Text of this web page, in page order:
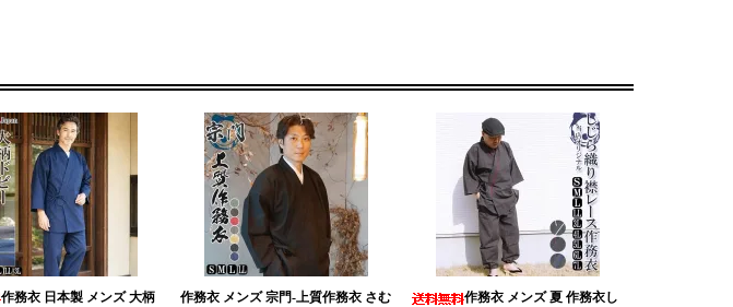
作務衣 日本製 メンズ 大柄
作務衣 メンズ 宗門-上質作務衣 さむ
作務衣 メンズ 夏 作務衣し